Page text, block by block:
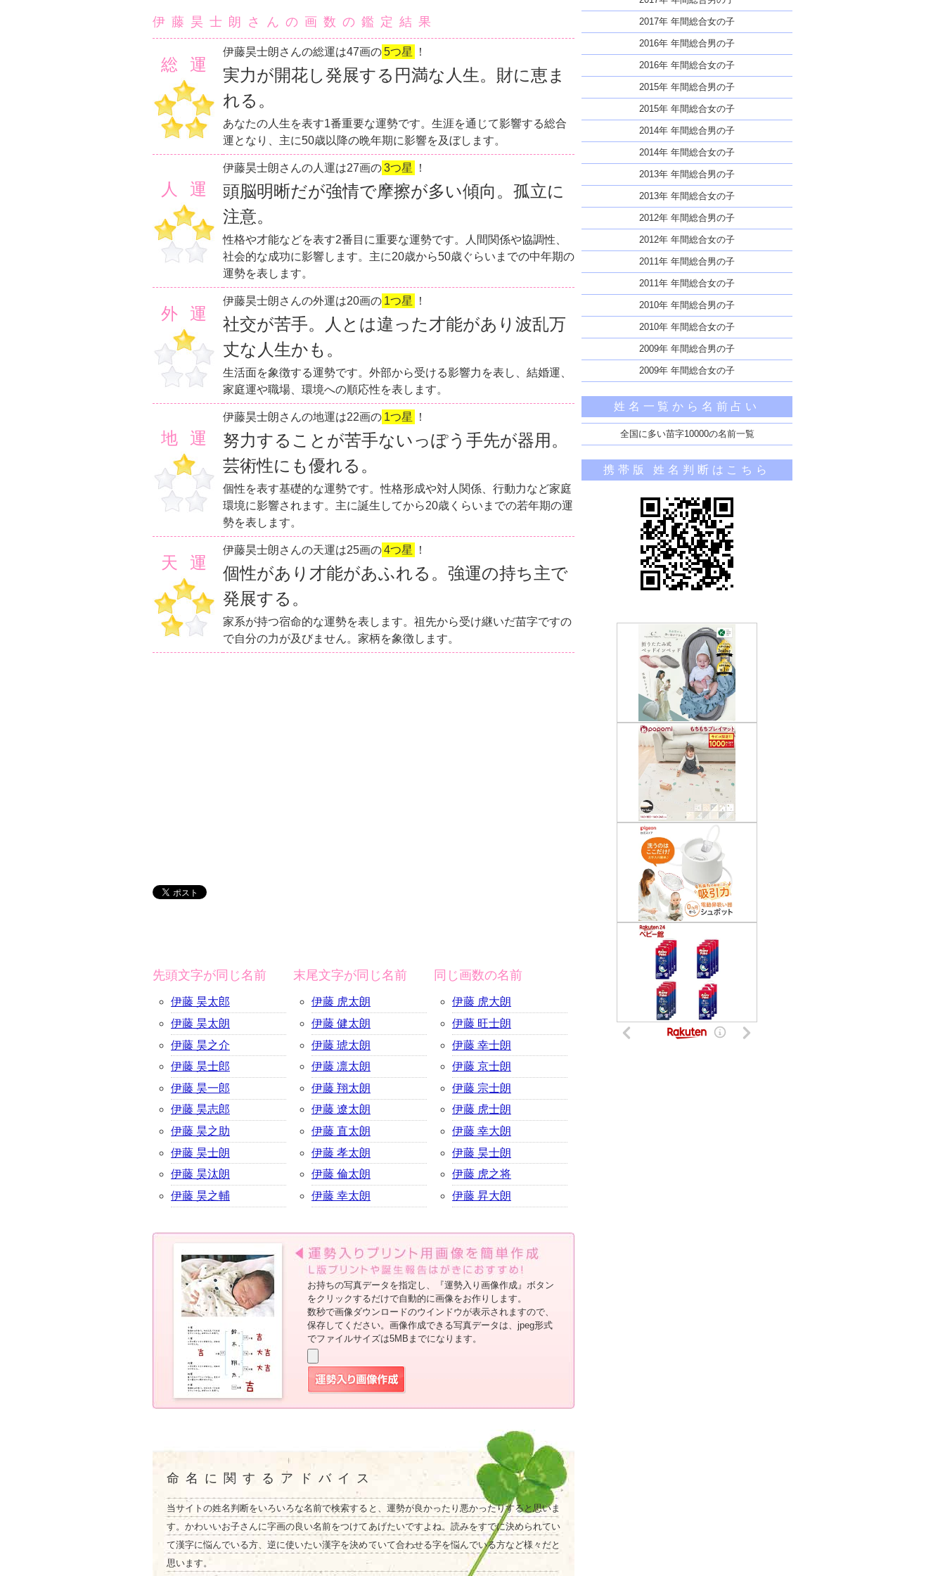
伊藤昊士朗さんの画数の鑑定結果
総運
伊藤昊士朗さんの総運は47画の5つ星 ！
実力が開花し発展する円満な人生。財に恵ま
れる。
あなたの人生を表す1番重要な運勢です。生涯を通じて影響する総合
運となり、主に50歳以降の晩年期に影響を及ぼします。
人運
伊藤昊士朗さんの人運は27画の3つ星 ！
頭脳明晰だが強情で摩擦が多い傾向。孤立に
注意。
性格や才能などを表す2番目に重要な運勢です。人間関係や協調性、
社会的な成功に影響します。主に20歳から50歳ぐらいまでの中年期の
運勢を表します。
外運
伊藤昊士朗さんの外運は20画の 1つ星 ！
社交が苦手。人とは違った才能があり波乱万
丈な人生かも。
生活面を象徴する運勢です。外部から受ける影響力を表し、結婚運、
家庭運や職場、環境への順応性を表します。
地運
伊藤昊士朗さんの地運は22画の 1つ星 ！
努力することが苦手ないっぽう手先が器用。
芸術性にも優れる。
個性を表す基礎的な運勢です。性格形成や対人関係、行動力など家庭
環境に影響されます。主に誕生してから20歳くらいまでの若年期の運
勢を表します。
天運
伊藤昊士朗さんの天運は25画の4つ星 ！
個性があり才能があふれる。強運の持ち主で
発展する。
家系が持つ宿命的な運勢を表します。祖先から受け継いだ苗字ですの
で自分の力が及びません。家柄を象徴します。
先頭文字が同じ名前
伊藤 昊太郎
伊藤 昊太朗
伊藤 昊之介
伊藤 昊士郎
伊藤 昊一郎
伊藤 昊志郎
伊藤 昊之助
伊藤 昊士朗
伊藤 昊汰朗
伊藤 昊之輔
末尾文字が同じ名前
伊藤 虎太朗
伊藤 健太朗
伊藤 琥太朗
伊藤 凛太朗
伊藤 翔太朗
伊藤 遼太朗
伊藤 直太朗
伊藤 孝太朗
伊藤 倫太朗
伊藤 幸太朗
同じ画数の名前
伊藤 虎大朗
伊藤 旺士朗
伊藤 幸士朗
伊藤 京士朗
伊藤 宗士朗
伊藤 虎士朗
伊藤 幸大朗
伊藤 昊士朗
伊藤 虎之将
伊藤 昇大朗
お持ちの写真データを指定し、『運勢入り画像作成』ボタン
をクリックするだけで自動的に画像をお作りします。
数秒で画像ダウンロードのウインドウが表示されますので、
保存してください。画像作成できる写真データは、jpeg形式
でファイルサイズは5MBまでになります。
命名に関するアドバイス
当サイトの姓名判断をいろいろな名前で検索すると、運勢が良かったり悪かったりすると思いま
す。かわいいお子さんに字画の良い名前をつけてあげたいですよね。読みをすでに決められてい
て漢字に悩んでいる方、逆に使いたい漢字を決めていて合わせる字を悩んでいる方など様々だと
思います。
2017年 年間総合女の子
2016年 年間総合男の子
2016年 年間総合女の子
2015年 年間総合男の子
2015年 年間総合女の子
2014年 年間総合男の子
2014年 年間総合女の子
2013年 年間総合男の子
2013年 年間総合女の子
2012年 年間総合男の子
2012年 年間総合女の子
2011年 年間総合男の子
2011年 年間総合女の子
2010年 年間総合男の子
2010年 年間総合女の子
2009年 年間総合男の子
2009年 年間総合女の子
姓名一覧から名前占い
全国に多い苗字10000の名前一覧
携帯版 姓名判断はこちら